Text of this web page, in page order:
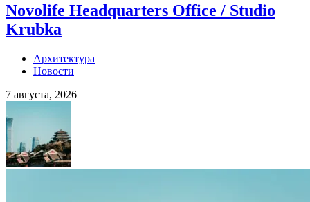
Novolife Headquarters Office / Studio
Krubka
Архитектура
Новости
7 августа, 2026